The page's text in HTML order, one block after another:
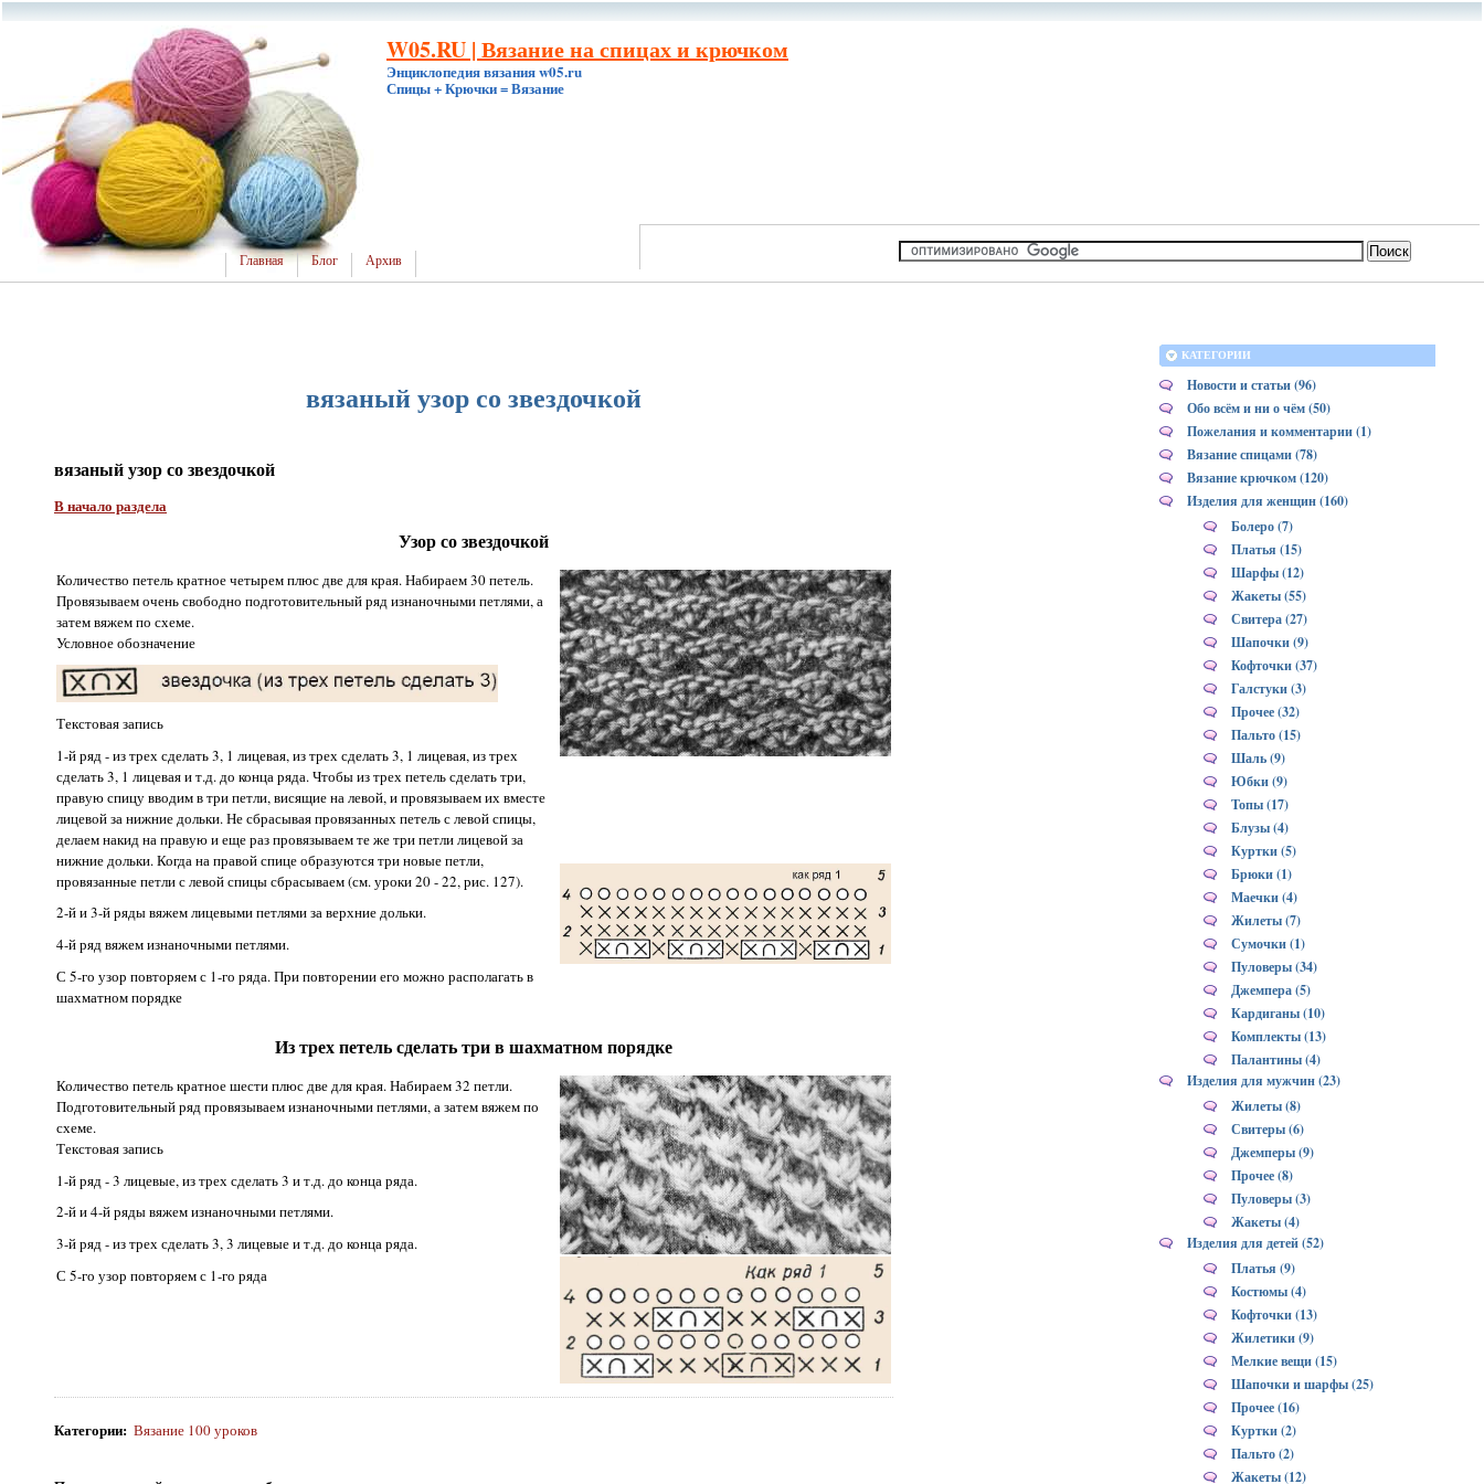
W05.RU | Вязание на спицах и крючком
Энциклопедия вязания w05.ru
Спицы + Крючки = Вязание
Главная Блог Архив
вязаный узор со звездочкой
вязаный узор со звездочкой
В начало раздела
Узор со звездочкой
Количество петель кратное четырем плюс две для края. Набираем 30 петель.
Провязываем очень свободно подготовительный ряд изнаночными петлями, а
затем вяжем по схеме.
Условное обозначение
Текстовая запись
1-й ряд - из трех сделать 3, 1 лицевая, из трех сделать 3, 1 лицевая, из трех
сделать 3, 1 лицевая и т.д. до конца ряда. Чтобы из трех петель сделать три,
правую спицу вводим в три петли, висящие на левой, и провязываем их вместе
лицевой за нижние дольки. Не сбрасывая провязанных петель с левой спицы,
делаем накид на правую и еще раз провязываем те же три петли лицевой за
нижние дольки. Когда на правой спице образуются три новые петли,
провязанные петли с левой спицы сбрасываем (см. уроки 20 - 22, рис. 127).
2-й и 3-й ряды вяжем лицевыми петлями за верхние дольки.
4-й ряд вяжем изнаночными петлями.
С 5-го узор повторяем с 1-го ряда. При повторении его можно располагать в
шахматном порядке
Из трех петель сделать три в шахматном порядке
Количество петель кратное шести плюс две для края. Набираем 32 петли.
Подготовительный ряд провязываем изнаночными петлями, а затем вяжем по
схеме.
Текстовая запись
1-й ряд - 3 лицевые, из трех сделать 3 и т.д. до конца ряда.
2-й и 4-й ряды вяжем изнаночными петлями.
3-й ряд - из трех сделать 3, 3 лицевые и т.д. до конца ряда.
С 5-го узор повторяем с 1-го ряда
Категории: Вязание 100 уроков
КАТЕГОРИИ
Новости и статьи (96)
Обо всём и ни о чём (50)
Пожелания и комментарии (1)
Вязание спицами (78)
Вязание крючком (120)
Изделия для женщин (160)
Болеро (7)
Платья (15)
Шарфы (12)
Жакеты (55)
Свитера (27)
Шапочки (9)
Кофточки (37)
Галстуки (3)
Прочее (32)
Пальто (15)
Шаль (9)
Юбки (9)
Топы (17)
Блузы (4)
Куртки (5)
Брюки (1)
Маечки (4)
Жилеты (7)
Сумочки (1)
Пуловеры (34)
Джемпера (5)
Кардиганы (10)
Комплекты (13)
Палантины (4)
Изделия для мужчин (23)
Жилеты (8)
Свитеры (6)
Джемперы (9)
Прочее (8)
Пуловеры (3)
Жакеты (4)
Изделия для детей (52)
Платья (9)
Костюмы (4)
Кофточки (13)
Жилетики (9)
Мелкие вещи (15)
Шапочки и шарфы (25)
Прочее (16)
Куртки (2)
Пальто (2)
Жакеты (12)